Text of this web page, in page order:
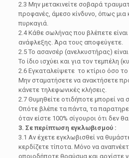
2.3 Μην μετακινείτε σοβαρά
προφανές, άμεσο κίνδυνο, όπως μια
πυρκαγιά.
2.4 Κάθε σωλήνας που βλέπετε είναι
ανάφλεξης. Άρα τους αποφεύγετε.
2.5 Το ασανσέρ (ανελκυστήρας)
Το ίδιο ισχύει και για τον τεμπέλη
2.6 Εγκαταλείψετε το κτίριο όσο
Μην σταματήσετε να ανακτήσετε
κάνετε τηλεφωνικές κλήσεις.
2.7 Θυμηθείτε οτιδήποτε μπορεί να
Οπότε βλέπε τα πάντα, τα
όταν είστε 100% σίγουροι ότι δεν
3. Σε περίπτωση εγκλωβισμού :
3.1 Αν έχετε εγκλωβισθεί να
κερδίζετε τίποτα. Μόνο να
οποιοδήποτε θραύσμα και αρχίστε